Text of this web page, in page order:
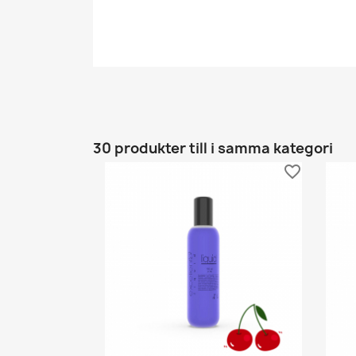
30 produkter till i samma kategori
favorite_border